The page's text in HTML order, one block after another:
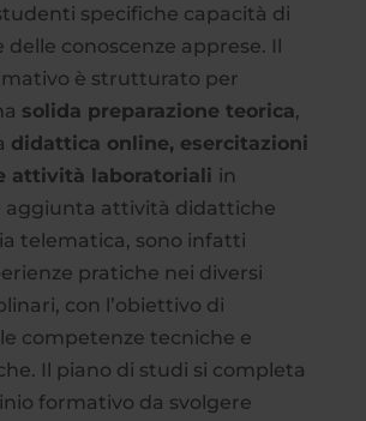
specifiche capacità di
delle conoscenze apprese. Il
è strutturato per
solida preparazione teorica,
didattica online, esercitazioni
attività laboratoriali in
aggiunta attività didattiche
telematica, sono infatti
pratiche nei diversi
con l’obiettivo di
competenze tecniche e
Il piano di studi si completa
formativo da svolgere